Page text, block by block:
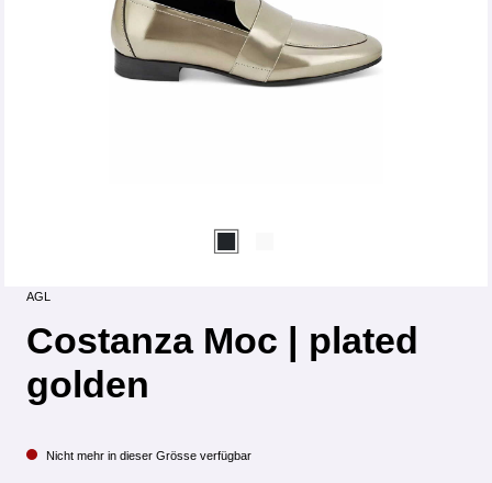
AGL
Costanza Moc | plated
golden
Nicht mehr in dieser Grösse verfügbar